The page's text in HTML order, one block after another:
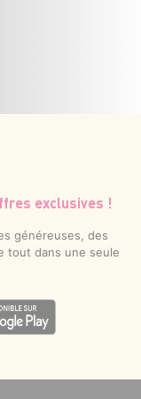
exclusives !
généreuses, des
tout dans une seule